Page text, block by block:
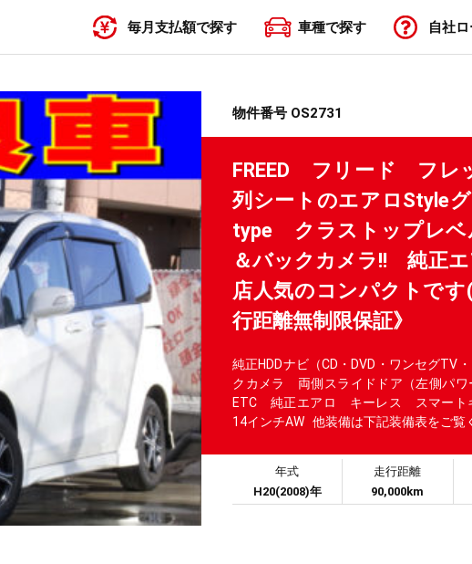
毎月支払額で探す 車種で探す 自社
物件番号 OS2731
FREED フリード フレ
列シートのエアロStyle
type クラストップレ
＆バックカメラ!! 純正
店人気のコンパクトで
行距離無制限保証》
純正HDDナビ（CD・DVD・ワンセグTV
クカメラ 両側スライドドア（左側パ
ETC 純正エアロ キーレス スマー
14インチAW 他装備は下記装備表をご
年式
H20(2008)年
走行距離
90,000km